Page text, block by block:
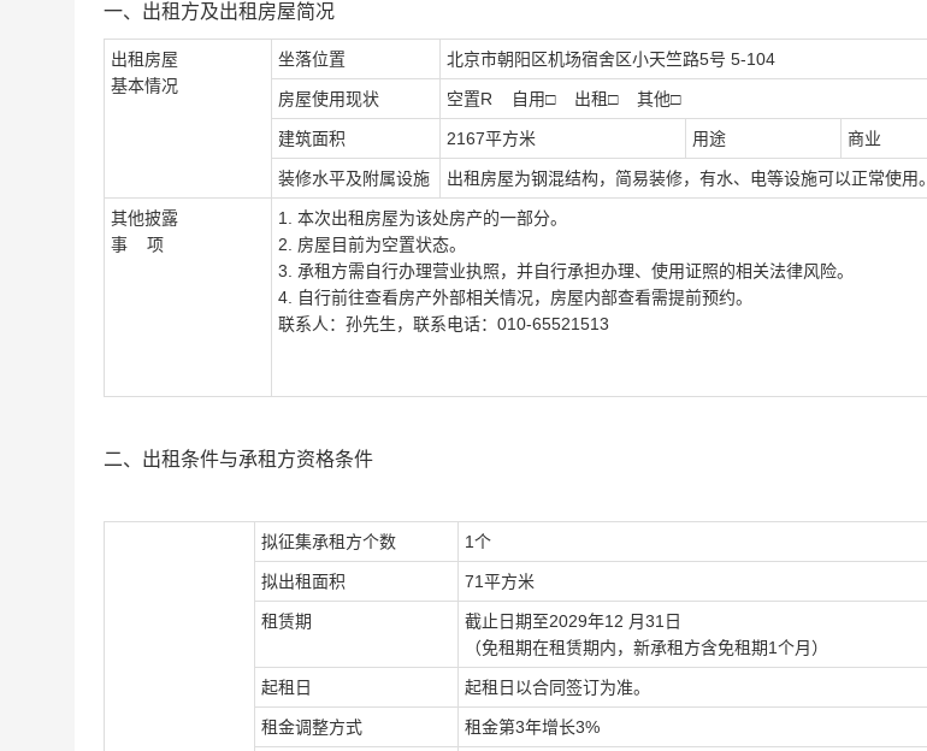
一、出租方及出租房屋简况
出租房屋
基本情况
坐落位置 北京市朝阳区机场宿舍区小天竺路5号 5-104
房屋使用现状 空置R 自用□ 出租□ 其他□
建筑面积 2167平方米 用途 商业
装修水平及附属设施 出租房屋为钢混结构，简易装修，有水、电等设施可以正常使用。
其他披露
事
项
1. 本次出租房屋为该处房产的一部分。
2. 房屋目前为空置状态。
3. 承租方需自行办理营业执照，并自行承担办理、使用证照的相关法律风险。
4.
自行前往查看房产外部相关情况，房屋内部查看需提前预约。
联系人：孙先生，联系电话： 010-65521513
二、出租条件与承租方资格条件
拟征集承租方个数 1个
拟出租面积 71平方米
租赁期 截止日期至2029年12 月31日
（免租期在租赁期内，新承租方含免租期1个月）
起租日 起租日以合同签订为准。
租金调整方式 租金第3年增长3%